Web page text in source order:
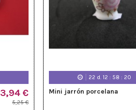
3,94 €
5,25 €
22 d. 12 :58 :18
Mini jarrón porcelana